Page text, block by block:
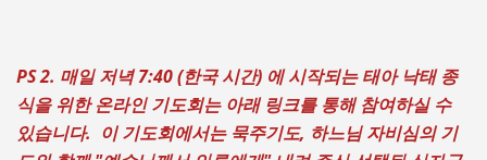
PS 2. 매일 저녁 7:40 (한국 시간) 에 시작되는 태아 낙태 종
식을 위한 온라인 기도회는 아래 링크를 통해 참여하실 수
있습니다. 이 기도회에서는 묵주기도, 하느님 자비심의 기